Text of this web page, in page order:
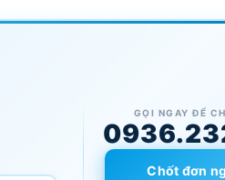
GỌI NGAY ĐỂ
Chốt đơn